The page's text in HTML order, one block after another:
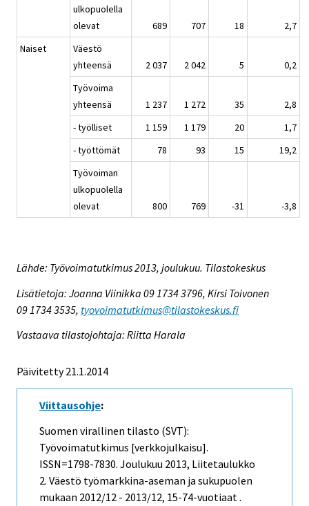
ulkopuolella
olevat
689 707 18
2,7
Naiset
Väestö
yhteensä
2 037 2 042 5
0,2
Työvoima
yhteensä
1 237 1 272 35
2,8
- työlliset
1 159 1 179 20
1,7
- työttömät
78 93 15
19,2
Työvoiman
ulkopuolella
olevat
800 769 -31 -3,8
Lähde: Työvoimatutkimus 2013, joulukuu. Tilastokeskus
Lisätietoja: Joanna Viinikka 09 1734 3796, Kirsi Toivonen
09 1734 3535, tyovoimatutkimus@tilastokeskus.fi
Vastaava tilastojohtaja: Riitta Harala
Päivitetty 21.1.2014
Viittausohje:
Suomen virallinen tilasto (SVT):
Työvoimatutkimus [verkkojulkaisu].
ISSN=1798-7830. Joulukuu 2013, Liitetaulukko
2. Väestö työmarkkina-aseman ja sukupuolen
mukaan 2012/12 - 2013/12, 15-74-vuotiaat .